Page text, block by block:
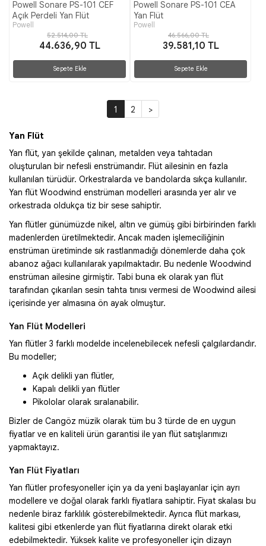
Powell Sonare PS-101 CEF
Açık Perdeli Yan Flüt
Powell
52.514,00 TL
44.636,90 TL
Sepete Ekle
Powell Sonare PS-101 CEA
Yan Flüt
Powell
46.566,00 TL
39.581,10 TL
Sepete Ekle
1 2 >
Yan Flüt
Yan flüt, yan şekilde çalınan, metalden veya tahtadan
oluşturulan bir nefesli enstrümandır. Flüt ailesinin en fazla
kullanılan türüdür. Orkestralarda ve bandolarda sıkça kullanılır.
Yan flüt Woodwind enstrüman modelleri arasında yer alır ve
orkestrada oldukça tiz bir sese sahiptir.
Yan flütler günümüzde nikel, altın ve gümüş gibi birbirinden farklı
madenlerden üretilmektedir. Ancak maden işlemeciliğinin
enstrüman üretiminde sık rastlanmadığı dönemlerde daha çok
abanoz ağacı kullanılarak yapılmaktadır. Bu nedenle Woodwind
enstrüman ailesine girmiştir. Tabi buna ek olarak yan flüt
tarafından çıkarılan sesin tahta tınısı vermesi de Woodwind ailesi
içerisinde yer almasına ön ayak olmuştur.
Yan Flüt Modelleri
Yan flütler 3 farklı modelde incelenebilecek nefesli çalgılardandır.
Bu modeller;
Açık delikli yan flütler,
Kapalı delikli yan flütler
Pikololar olarak sıralanabilir.
Bizler de Cangöz müzik olarak tüm bu 3 türde de en uygun
fiyatlar ve en kaliteli ürün garantisi ile yan flüt satışlarımızı
yapmaktayız.
Yan Flüt Fiyatları
Yan flütler profesyoneller için ya da yeni başlayanlar için ayrı
modellere ve doğal olarak farklı fiyatlara sahiptir. Fiyat skalası bu
nedenle biraz farklılık gösterebilmektedir. Ayrıca flüt markası,
kalitesi gibi etkenlerde yan flüt fiyatlarına direkt olarak etki
edebilmektedir. Yüksek kalite ve profesyoneller için dizayn